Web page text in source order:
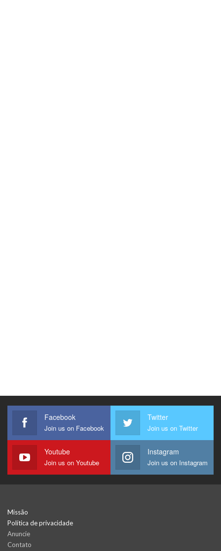
Facebook
Join us on Facebook
Twitter
Join us on Twitter
Youtube
Join us on Youtube
Instagram
Join us on Instagram
Missão
Política de privacidade
Anuncie
Contato